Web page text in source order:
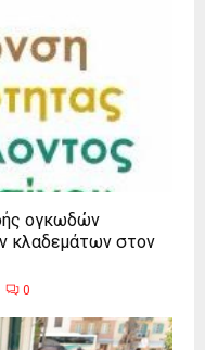
ογκωδών
κλαδεμάτων στον
0